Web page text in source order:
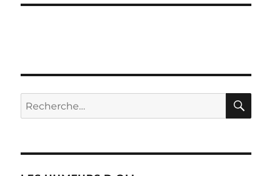
Recherche
pour :